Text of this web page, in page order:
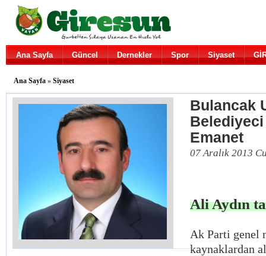
Ana Sayfa Güncel Dernekler Spor Siyaset
Ana Sayfa » Siyaset
Bulancak
Belediyeci
Emanet
07 Aralık 2013
Ali Aydın
Ak Parti genel
kaynaklardan